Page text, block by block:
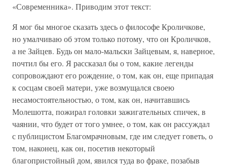
«Современника». Приводим этот текст:
Я мог бы многое сказать здесь о философе Кроличкове,
но умалчиваю об этом только потому, что он Кроличков,
а не Зайцев. Будь он мало-мальски Зайцевым, я, наверное,
почтил бы его. Я рассказал бы о том, какие легенды
сопровождают его рождение, о том, как он, еще припадая
к сосцам своей матери, уже возмущался своею
несамостоятельностью, о том, как он, начитавшись
Молешотта, пожирал головки зажигательных спичек, в
чаянии, что будет от того умнее, о том, как он рассуждал
с публицистом Благомрачновым, где им следует говеть, о
том, наконец, как он, посетив некоторый
благопристойный дом, явился туда во фраке, позабыв